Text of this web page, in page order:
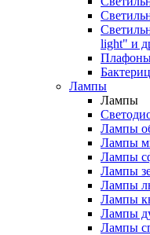
light" и
Лампы
Лампы
Лампы
Лампы
Лампы
Лампы
Лампы
Лампы
Лампы
Лампы